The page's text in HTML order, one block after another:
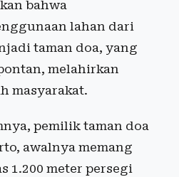
bahwa
lahan dari
taman doa, yang
melahirkan
masyarakat.
pemilik taman doa
awalnya memang
1.200 meter persegi